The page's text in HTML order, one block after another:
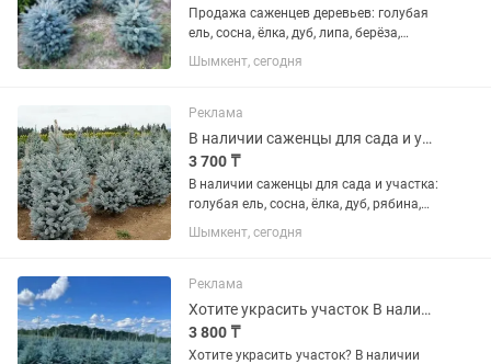
Продажа саженцев деревьев: голубая
ель, сосна, ёлка, дуб, липа, берёза,
рябина и кедр.
Шымкент, сегодня
Реклама
В наличии саженцы для сада и участка голубая ель, сосна, ёлка, дуб
3 700 ₸
В наличии саженцы для сада и участка:
голубая ель, сосна, ёлка, дуб, рябина,
липа, берёза, кедр
Шымкент, сегодня
Реклама
Хотите украсить участок В наличии саженцы голубой ели, сосны, ёлки
3 800 ₸
Хотите украсить участок? В наличии